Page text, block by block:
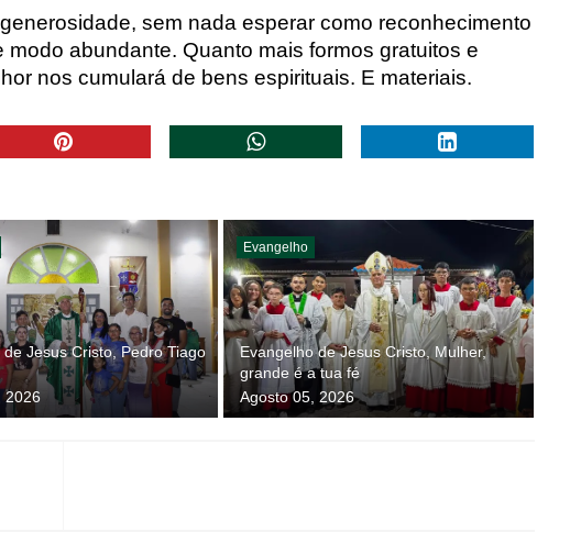
generosidade, sem nada esperar como reconhecimento
abundante. Quanto mais formos gratuitos e
nos cumulará de bens espirituais. E materiais.
Jesus Cristo, Pedro Tiago
2026
Evangelho
Evangelho de Jesus Cristo, Mulher,
grande é a tua fé
Agosto 05, 2026